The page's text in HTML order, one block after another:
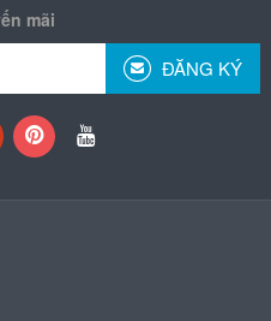
mãi
ĐĂNG KÝ